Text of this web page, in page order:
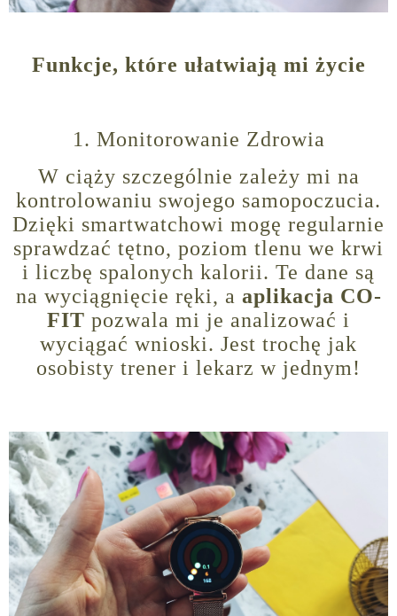
Funkcje, które ułatwiają mi życie
1. Monitorowanie Zdrowia
W ciąży szczególnie zależy mi na
kontrolowaniu swojego samopoczucia.
Dzięki smartwatchowi mogę regularnie
sprawdzać tętno, poziom tlenu we krwi
i liczbę spalonych kalorii. Te dane są
na wyciągnięcie ręki, a aplikacja CO-
FIT pozwala mi je analizować i
wyciągać wnioski. Jest trochę jak
osobisty trener i lekarz w jednym!